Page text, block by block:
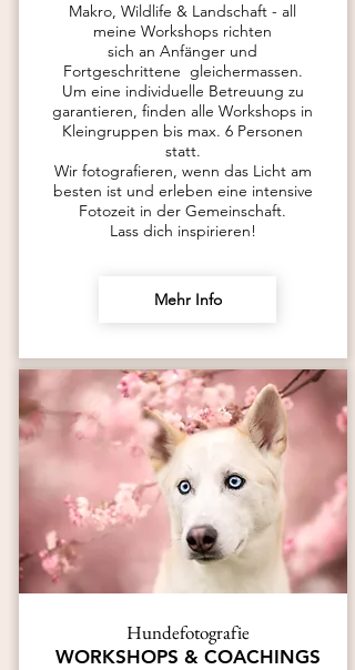
Makro, Wildlife & Landschaft - all
meine Workshops richten
sich an Anfänger und
Fortgeschrittene gleichermassen.
Um eine individuelle Betreuung zu
garantieren, finden alle Workshops in
Kleingruppen bis max. 6 Personen
statt.
Wir fotografieren, wenn das Licht am
besten ist und erleben eine intensive
Fotozeit in der Gemeinschaft.
Lass dich inspirieren!
Mehr Info
Hundefotografie
WORKSHOPS & COACHINGS